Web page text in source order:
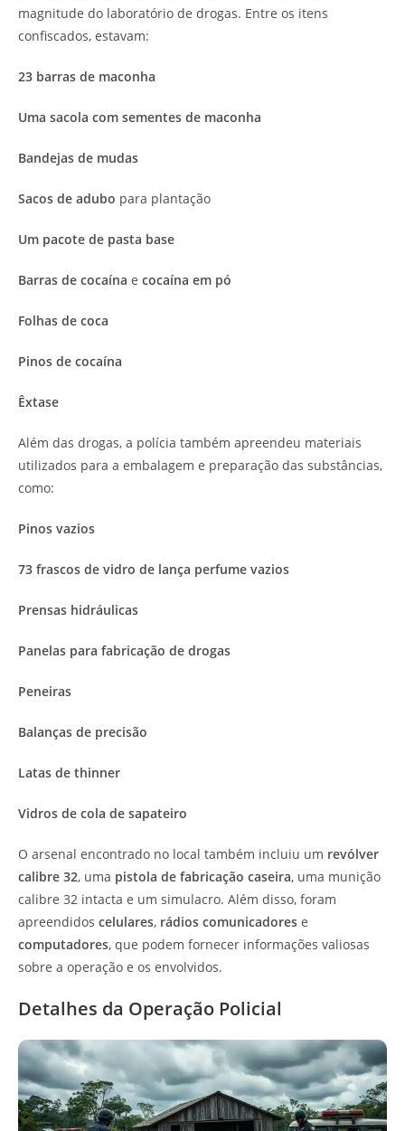
magnitude do laboratório de drogas. Entre os itens
confiscados, estavam:
23 barras de maconha
Uma sacola com sementes de maconha
Bandejas de mudas
Sacos de adubo para plantação
Um pacote de pasta base
Barras de cocaína e cocaína em pó
Folhas de coca
Pinos de cocaína
Êxtase
Além das drogas, a polícia também apreendeu materiais
utilizados para a embalagem e preparação das substâncias,
como:
Pinos vazios
73 frascos de vidro de lança perfume vazios
Prensas hidráulicas
Panelas para fabricação de drogas
Peneiras
Balanças de precisão
Latas de thinner
Vidros de cola de sapateiro
O arsenal encontrado no local também incluiu um revólver
calibre 32, uma pistola de fabricação caseira, uma munição
calibre 32 intacta e um simulacro. Além disso, foram
apreendidos celulares, rádios comunicadores e
computadores, que podem fornecer informações valiosas
sobre a operação e os envolvidos.
Detalhes da Operação Policial